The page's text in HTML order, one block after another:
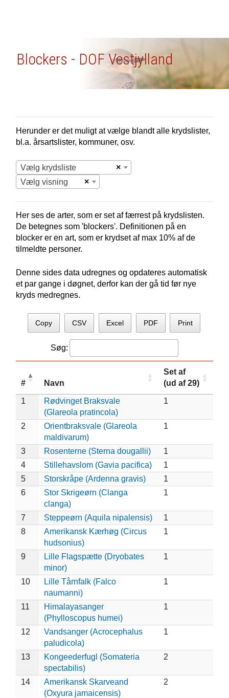
Blockers - DOF Vestjylland
Herunder er det muligt at vælge blandt alle krydslister,
bl.a. årsartslister, kommuner, osv.
×
Vælg krydsliste
×
Vælg visning
Her ses de arter, som er set af færrest på krydslisten.
De betegnes som 'blockers'. Definitionen på en
blocker er en art, som er krydset af max 10% af de
tilmeldte personer.
Denne sides data udregnes og opdateres automatisk
et par gange i døgnet, derfor kan der gå tid før nye
kryds medregnes.
Copy CSV Excel PDF Print
Søg:
# Navn
Set af
(ud af 29)
1
Rødvinget Braksvale
(Glareola pratincola)
1
2
Orientbraksvale (Glareola
maldivarum)
1
3 Rosenterne (Sterna dougallii)
1
4
Stillehavslom (Gavia pacifica)
1
5
Storskråpe (Ardenna gravis)
1
6
Stor Skrigeørn (Clanga
clanga)
1
7 Steppeørn (Aquila nipalensis)
1
8
Amerikansk Kærhøg (Circus
hudsonius)
1
9
Lille Flagspætte (Dryobates
minor)
1
10
Lille Tårnfalk (Falco
naumanni)
1
11
Himalayasanger
(Phylloscopus humei)
1
12
Vandsanger (Acrocephalus
paludicola)
1
13
Kongeederfugl (Somateria
spectabilis)
2
14
Amerikansk Skarveand
(Oxyura jamaicensis)
2